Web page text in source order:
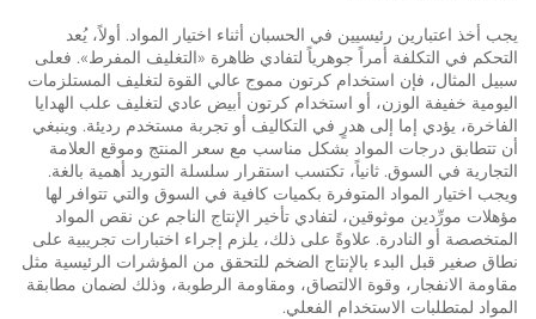
يجب أخذ اعتبارين رئيسيين في الحسبان أثناء اختيار المواد. أولاً، يُعد
التحكم في التكلفة أمراً جوهرياً لتفادي ظاهرة «التغليف المفرط». فعلى
سبيل المثال، فإن استخدام كرتون مموج عالي القوة لتغليف المستلزمات
اليومية خفيفة الوزن، أو استخدام كرتون أبيض عادي لتغليف علب الهدايا
الفاخرة، يؤدي إما إلى هدرٍ في التكاليف أو تجربة مستخدم رديئة. وينبغي
أن تتطابق درجات المواد بشكل مناسب مع سعر المنتج وموقع العلامة
التجارية في السوق. ثانياً، تكتسب استقرار سلسلة التوريد أهمية بالغة.
ويجب اختيار المواد المتوفرة بكميات كافية في السوق والتي تتوافر لها
مؤهلات مورِّدين موثوقين، لتفادي تأخير الإنتاج الناجم عن نقص المواد
المتخصصة أو النادرة. علاوةً على ذلك، يلزم إجراء اختبارات تجريبية على
نطاق صغير قبل البدء بالإنتاج الضخم للتحقق من المؤشرات الرئيسية مثل
مقاومة الانفجار، وقوة الالتصاق، ومقاومة الرطوبة، وذلك لضمان مطابقة
المواد لمتطلبات الاستخدام الفعلي.